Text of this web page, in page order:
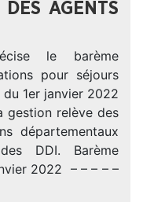
DES AGENTS
le barème
pour séjours
1er janvier 2022
gestion relève des
départementaux
DDI. Barème
2022 – – – – –